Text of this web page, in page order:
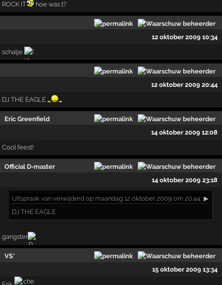
ROCK IT hoe was t?
12 oktober 2009 10:34
schatje
12 oktober 2009 20:44
DJ THE EAGLE
Eric Greenfield
14 oktober 2009 12:08
Cool feest!
Official D-master
14 oktober 2009 23:18
Uitspraak van verwijderd op maandag 12 oktober 2009 om 20:44: ▶
DJ THE EAGLE
gangster
VS*
15 oktober 2009 13:34